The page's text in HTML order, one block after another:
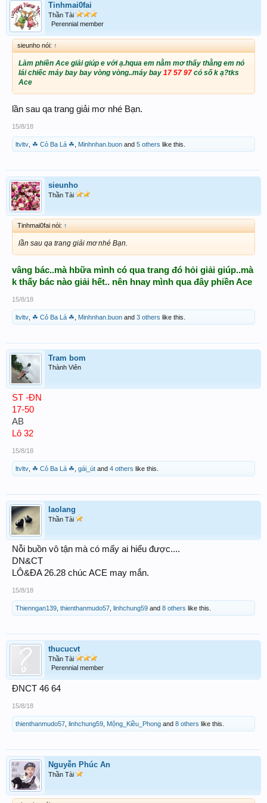
Tinhmai0fai
Thần Tài
Perennial member
sieunho nói: ↑
Làm phiền Ace giải giúp e với ạ.hqua em nằm mơ thấy thằng em nó
lái chiếc máy bay bay vòng vòng..máy bay 17 57 97 có số k ạ?tks
Ace
lần sau qa trang giải mơ nhé Bạn.
15/8/18
ltvltv ☘ Cỏ Ba Lá ☘ Minhnhan.buon and 5 others like this.
sieunho
Thần Tài
Tinhmai0fai nói: ↑
lần sau qa trang giải mơ nhé Bạn.
vâng bác..mà hbữa mình có qua trang đó hỏi giải giúp..mà
k thấy bác nào giải hết.. nên hnay mình qua đây phiền Ace
15/8/18
ltvltv ☘ Cỏ Ba Lá ☘ Minhnhan.buon and 3 others like this.
Tram bom
Thành Viên
ST -ĐN
17-50
AB
Lô 32
15/8/18
ltvltv ☘ Cỏ Ba Lá ☘ gái_út and 4 others like this.
laolang
Thần Tài
Nỗi buồn vô tận mà có mấy ai hiểu được....
DN&CT
LÔ&ĐA 26.28 chúc ACE may mắn.
15/8/18
Thienngan139 thienthanmudo57 linhchung59 and 8 others like this.
thucucvt
Thần Tài
Perennial member
ĐNCT 46 64
15/8/18
thienthanmudo57 linhchung59 Mộng_Kiều_Phong and 8 others like this.
Nguyễn Phúc An
Thần Tài